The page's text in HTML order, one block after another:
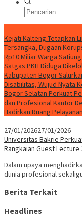
Kejati Kalteng Tetapkan
Tersangka, Dugaan
Rp10 MiliarWarga
Satgas PKH Diduga
Kabupaten Bogor
Disabilitas, Wujud Nyata
Bogor Selatan Perkuat
dan ProfesionalKantor
Hadirkan Ruang
27/01/202627/01/2026
Universitas Bakrie
Rangkaian Guest Lecture
Dalam upaya
dunia profesional
Berita Terkait
Headlines